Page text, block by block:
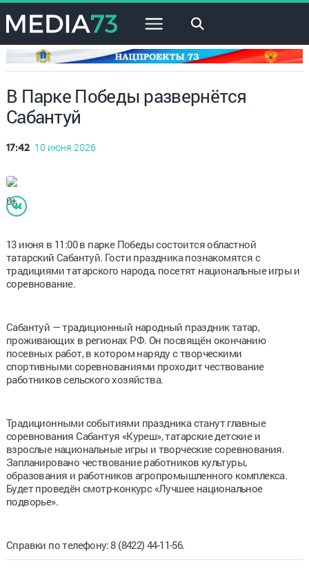
×
В Парке Победы развернётся
Сабантуй
17:42 10 июня 2026
0+
13 июня в 11:00 в парке Победы состоится областной
татарский Сабантуй. Гости праздника познакомятся с
традициями татарского народа, посетят национальные игры и
соревнование.
Сабантуй — традиционный народный праздник татар,
проживающих в регионах РФ. Он посвящён окончанию
посевных работ, в котором наряду с творческими
спортивными соревнованиями проходит чествование
работников сельского хозяйства.
Традиционными событиями праздника станут главные
соревнования Сабантуя «Куреш», татарские детские и
взрослые национальные игры и творческие соревнования.
Запланировано чествование работников культуры,
образования и работников агропромышленного комплекса.
Будет проведён смотр-конкурс «Лучшее национальное
подворье».
Справки по телефону: 8 (8422) 44-11-56.